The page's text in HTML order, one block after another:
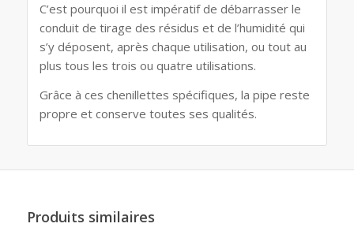
C’est pourquoi il est impératif de débarrasser le
conduit de tirage des résidus et de l’humidité qui
s’y déposent, après chaque utilisation, ou tout au
plus tous les trois ou quatre utilisations.
Grâce à ces chenillettes spécifiques, la pipe reste
propre et conserve toutes ses qualités.
Produits similaires